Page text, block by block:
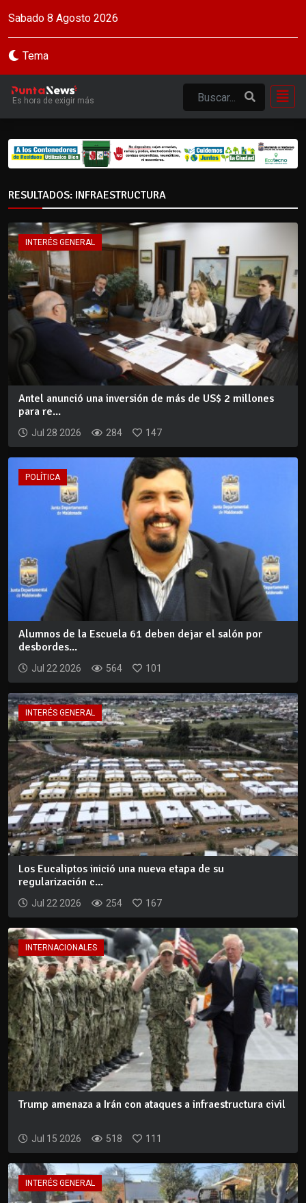
Sabado 8 Agosto 2026
Tema
Es hora de exigir más
RESULTADOS: INFRAESTRUCTURA
INTERÉS GENERAL
Antel anunció una inversión de más de US$ 2 millones
para re...
Jul 28 2026 284 147
POLÍTICA
Alumnos de la Escuela 61 deben dejar el salón por
desbordes...
Jul 22 2026 564 101
INTERÉS GENERAL
Los Eucaliptos inició una nueva etapa de su
regularización c...
Jul 22 2026 254 167
INTERNACIONALES
Trump amenaza a Irán con ataques a infraestructura civil
Jul 15 2026 518 111
INTERÉS GENERAL